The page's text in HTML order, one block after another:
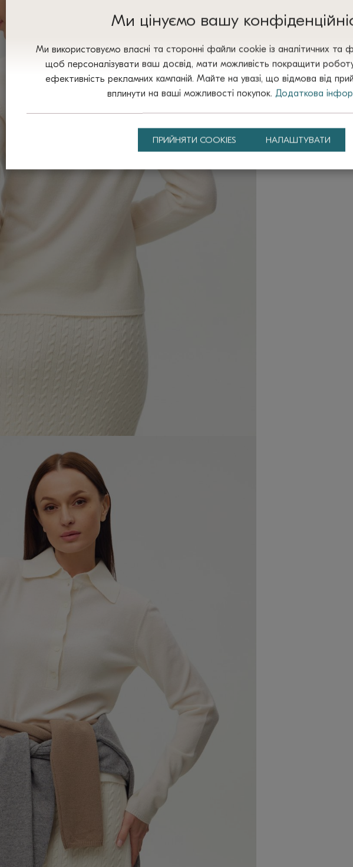
Ми цінуємо вашу
Ми використовуємо власні та сторонні файли сооkіе із аналітичних та
щоб персоналізувати ваш досвід, мати можливість покращити роботу
ефективність рекламних кампаній. Майте на увазі, що відмова від
вплинути на ваші можливості покупок. Додаткова
ПРИЙНЯТИ COOKIES НАЛАШТУВАТИ